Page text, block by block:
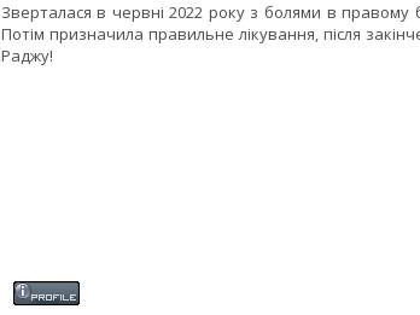
Зверталася в червні 2022 року з болями в правому
Потім призначила правильне лікування, після
Раджу!